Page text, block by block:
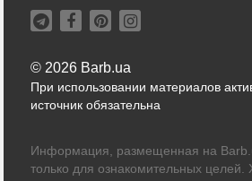
© 2026 Barb.ua
При использовании материалов
источник обязательна
Информация, размещенная на
только для ознакомительных